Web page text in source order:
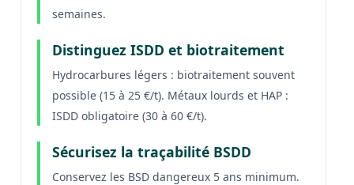
semaines.
Distinguez ISDD et biotraitement
Hydrocarbures légers : biotraitement souvent
possible (15 à 25 €/t). Métaux lourds et HAP :
ISDD obligatoire (30 à 60 €/t).
Sécurisez la traçabilité BSDD
Conservez les BSD dangereux 5 ans minimum.